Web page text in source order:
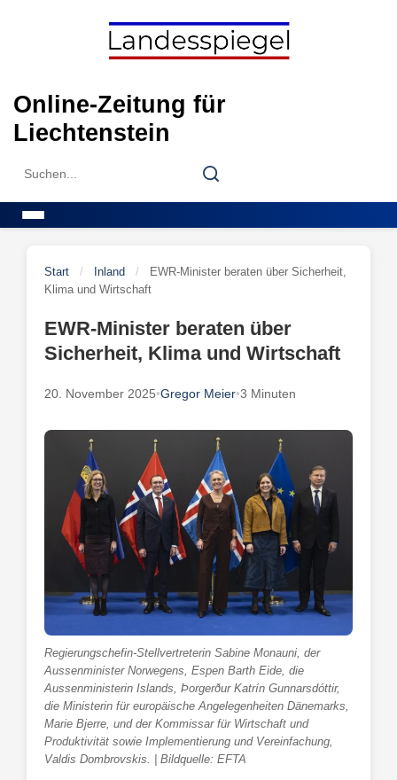
Online-Zeitung für
Liechtenstein
Search
Search
Start / Inland /
EWR-Minister beraten über Sicherheit,
Klima und Wirtschaft
EWR-Minister beraten über
Sicherheit, Klima und Wirtschaft
20. November 2025•Gregor Meier•3 Minuten
Regierungschefin-Stellvertreterin Sabine Monauni, der
Aussenminister Norwegens, Espen Barth Eide, die
Aussenministerin Islands, Þorgerður Katrín Gunnarsdóttir,
die Ministerin für europäische Angelegenheiten Dänemarks,
Marie Bjerre, und der Kommissar für Wirtschaft und
Produktivität sowie Implementierung und Vereinfachung,
Valdis Dombrovskis. | Bildquelle: EFTA